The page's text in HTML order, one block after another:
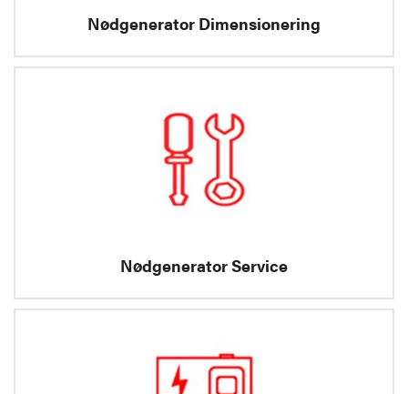
Nødgenerator Dimensionering
Nødgenerator Service